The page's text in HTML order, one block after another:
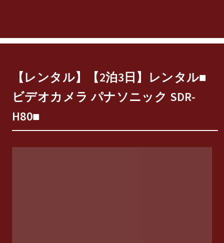
【レンタル】【2泊3日】レンタル■
ビデオカメラ パナソニック SDR-
H80■